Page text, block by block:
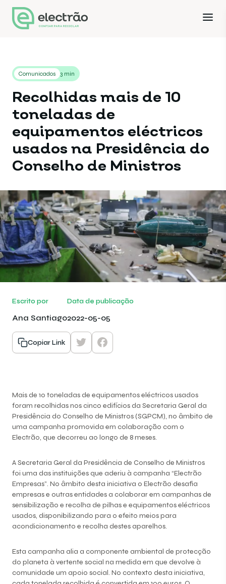
Comunicados 3 min
Recolhidas mais de 10
toneladas de
equipamentos eléctricos
usados na Presidência do
Conselho de Ministros
Escrito por
Ana Santiago
Data de publicação
2022-05-05
Copiar Link
Mais de 10 toneladas de equipamentos eléctricos usados
foram recolhidas nos cinco edifícios da Secretaria Geral da
Presidência do Conselho de Ministros (SGPCM), no âmbito de
uma campanha promovida em colaboração com o
Electrão, que decorreu ao longo de 8 meses.
A Secretaria Geral da Presidência de Conselho de Ministros
foi uma das instituições que aderiu à campanha “Electrão
Empresas”. No âmbito desta iniciativa o Electrão desafia
empresas e outras entidades a colaborar em campanhas de
sensibilização e recolha de pilhas e equipamentos eléctricos
usados, disponibilizando para o efeito meios para
acondicionamento e recolha destes aparelhos.
Esta campanha alia a componente ambiental de protecção
do planeta à vertente social na medida em que devolve à
comunidade um apoio social. No contexto desta iniciativa,